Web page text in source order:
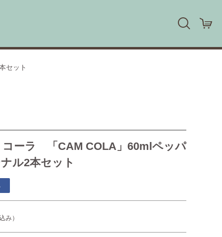
セット
コーラ 「CAM COLA」60mlペッパ
ル2本セット
み）